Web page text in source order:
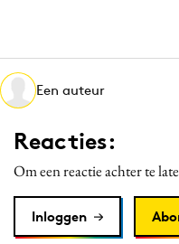
Martech
Media
Merkstrategie
Programmatic
Purpose Marketing
Reputatie & crisis
Een auteur
Reacties:
Om een reactie achter te
Inloggen